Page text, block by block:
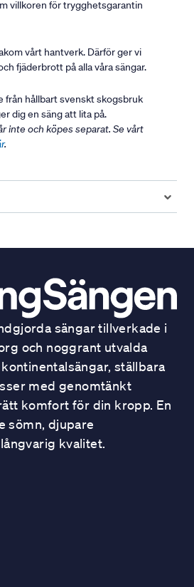
villkoren för trygghetsgarantin
vårt hantverk. Därför ger vi
fjäderbrott på alla våra sängar.
från hållbart svenskt skogsbruk
dig en säng att lita på.
inte och köpes separat. Se vårt
.
sängar tillverkade i
och noggrant utvalda
ställbara
med genomtänkt
komfort för din kropp. En
sömn, djupare
kvalitet.